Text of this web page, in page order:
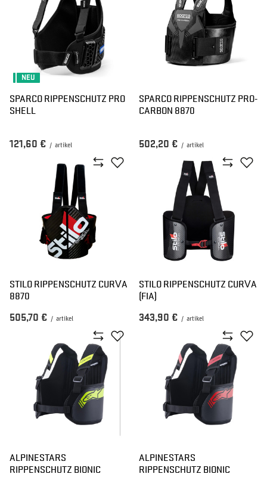
NEU
SPARCO RIPPENSCHUTZ PRO
SHELL
121,60 € / artikel
SPARCO RIPPENSCHUTZ PRO-
CARBON 8870
502,20 € / artikel
STILO RIPPENSCHUTZ CURVA
8870
505,70 € / artikel
STILO RIPPENSCHUTZ CURVA
(FIA)
343,90 € / artikel
ALPINESTARS
RIPPENSCHUTZ BIONIC
ALPINESTARS
RIPPENSCHUTZ BIONIC